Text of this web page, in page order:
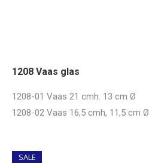
1208 Vaas glas
1208-01 Vaas 21 cmh. 13 cm Ø
1208-02 Vaas 16,5 cmh, 11,5 cm Ø
SALE